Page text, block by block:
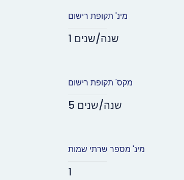
מינ' תקופת רישום
1 שנה/שנים
מקס' תקופת רישום
5 שנה/שנים
מינ' מספר שרתי שמות
1